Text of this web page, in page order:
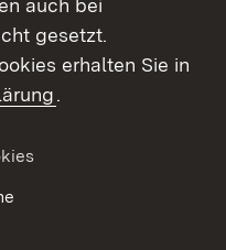
zur
auch bei
gesetzt.
erhalten Sie in
.